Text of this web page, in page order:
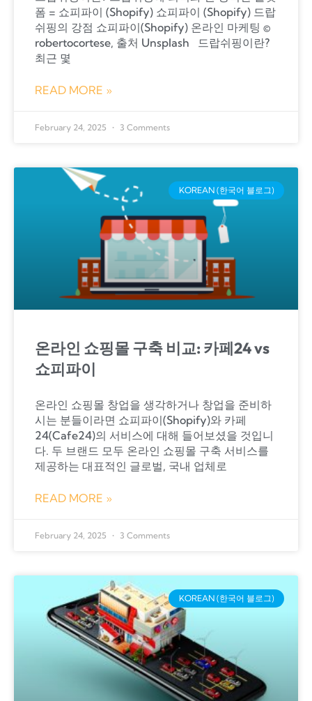
폼 = 쇼피파이 (Shopify) 쇼피파이 (Shopify) 드랍
쉬핑의 강점 쇼피파이(Shopify) 온라인 마케팅 ©
robertocortese, 출처 Unsplash 드랍쉬핑이란?
최근 몇
READ MORE »
February 24, 2025 3 Comments
KOREAN (한국어 블로그)
온라인 쇼핑몰 구축 비교: 카페24 vs
쇼피파이
온라인 쇼핑몰 창업을 생각하거나 창업을 준비하
시는 분들이라면 쇼피파이(Shopify)와 카페
24(Cafe24)의 서비스에 대해 들어보셨을 것입니
다. 두 브랜드 모두 온라인 쇼핑몰 구축 서비스를
제공하는 대표적인 글로벌, 국내 업체로
READ MORE »
February 24, 2025 3 Comments
KOREAN (한국어 블로그)